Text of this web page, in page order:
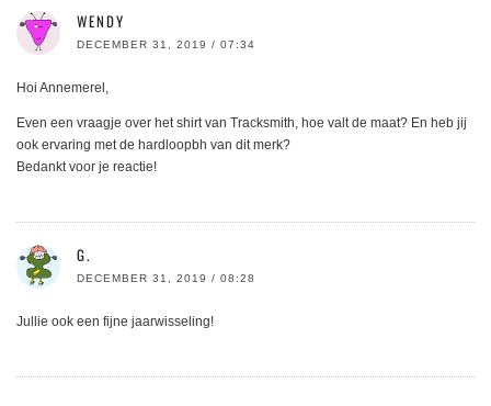
WENDY
DECEMBER 31, 2019 / 07:34
Hoi Annemerel,
Even een vraagje over het shirt van Tracksmith, hoe valt de maat? En heb jij
ook ervaring met de hardloopbh van dit merk?
Bedankt voor je reactie!
G.
DECEMBER 31, 2019 / 08:28
Jullie ook een fijne jaarwisseling!